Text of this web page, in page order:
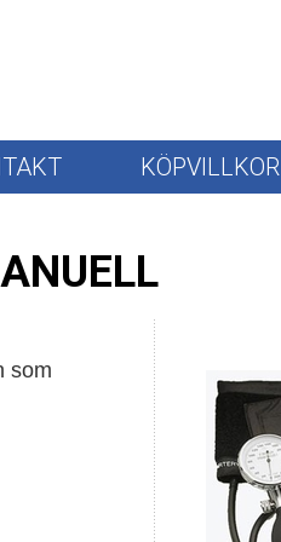
KÖPVILLKOR
som